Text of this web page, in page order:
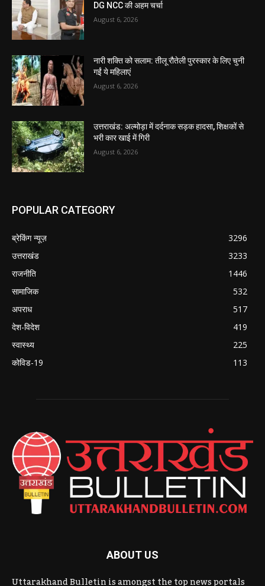
DG NCC की अहम चर्चा
August 6, 2026
नारी शक्ति को सलाम: तीलू रौतेली पुरस्कार के लिए चुनी
गईं ये महिलाएं
August 6, 2026
उत्तराखंड: अल्मोड़ा में दर्दनाक सड़क हादसा, शिक्षकों से
भरी कार खाई में गिरी
August 6, 2026
POPULAR CATEGORY
ब्रेकिंग न्यूज़
3296
उत्तराखंड
3233
राजनीति
1446
सामाजिक
532
अपराध
517
देश-विदेश
419
स्वास्थ्य
225
कोविड-19
113
ABOUT US
Uttarakhand Bulletin is amongst the top news portals